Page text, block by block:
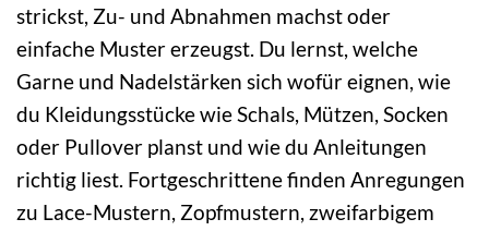
strickst, Zu- und Abnahmen machst oder
einfache Muster erzeugst. Du lernst, welche
Garne und Nadelstärken sich wofür eignen, wie
du Kleidungsstücke wie Schals, Mützen, Socken
oder Pullover planst und wie du Anleitungen
richtig liest. Fortgeschrittene finden Anregungen
zu Lace-Mustern, Zopfmustern, zweifarbigem